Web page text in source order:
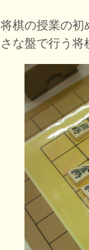
将棋の授業の初
さな盤で行う将